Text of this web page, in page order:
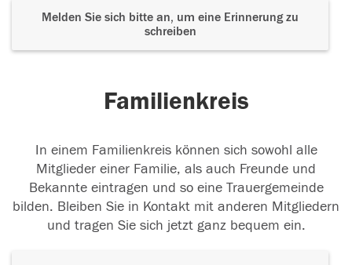
Melden Sie sich bitte an, um eine Erinnerung zu
schreiben
Familienkreis
In einem Familienkreis können sich sowohl alle
Mitglieder einer Familie, als auch Freunde und
Bekannte eintragen und so eine Trauergemeinde
bilden. Bleiben Sie in Kontakt mit anderen Mitgliedern
und tragen Sie sich jetzt ganz bequem ein.